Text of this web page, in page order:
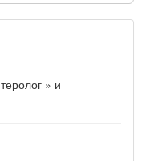
» и